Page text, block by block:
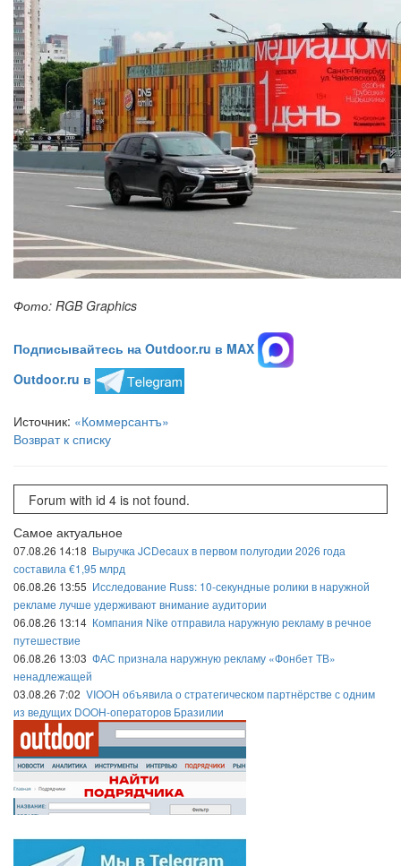
Фото: RGB Graphics
Подписывайтесь на Outdoor.ru в MAX
Outdoor.ru в
Источник: «Коммерсантъ»
Возврат к списку
Forum with id 4 is not found.
Самое актуальное
07.08.26 14:18 Выручка JCDecaux в первом полугодии 2026 года
составила €1,95 млрд
06.08.26 13:55 Исследование Russ: 10-секундные ролики в наружной
рекламе лучше удерживают внимание аудитории
06.08.26 13:14 Компания Nike отправила наружную рекламу в речное
путешествие
06.08.26 13:03 ФАС признала наружную рекламу «Фонбет ТВ»
ненадлежащей
03.08.26 7:02 VIOOH объявила о стратегическом партнёрстве с одним
из ведущих DOOH-операторов Бразилии